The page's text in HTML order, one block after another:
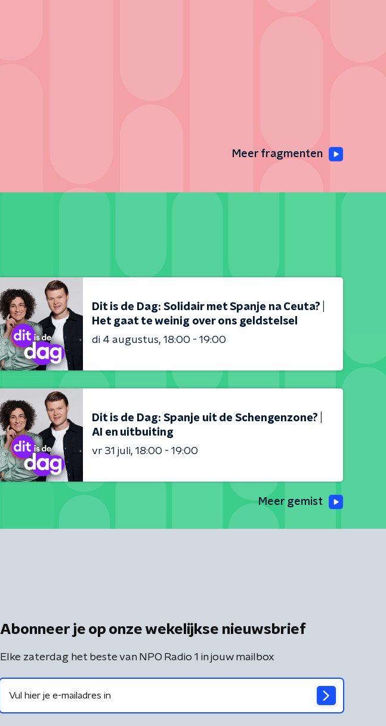
Meer fragmenten
Dit is de Dag: Solidair met Spanje na Ceuta? |
Het gaat te weinig over ons geldstelsel
di 4 augustus 18:00 - 19:00
Dit is de Dag: Spanje uit de Schengenzone? |
AI en uitbuiting
vr 31 juli 18:00 - 19:00
Meer gemist
Abonneer je op onze wekelijkse nieuwsbrief
Elke zaterdag het beste van NPO Radio 1 in jouw mailbox